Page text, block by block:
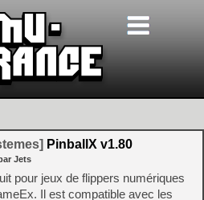
PinballX v1.80
Jets
pour jeux de flippers numériques
Il est compatible avec les